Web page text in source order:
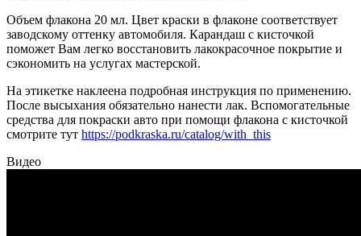
Объем флакона 20 мл. Цвет краски в флаконе соответствует
заводскому оттенку автомобиля. Карандаш с кисточкой
поможет Вам легко восстановить лакокрасочное покрытие и
сэкономить на услугах мастерской.
На этикетке наклеена подробная инструкция по применению.
После высыхания обязательно нанести лак. Вспомогательные
средства для покраски авто при помощи флакона с кисточкой
смотрите тут https://podkraska.ru/catalog/with_this
Видео